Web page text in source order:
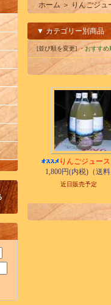
ホーム ＞ りんごジュ
▼ カテゴリー別商品
[並び順を変更]・おすすめ
りんごジュー
1,800円(内税)（送
近日販売予定